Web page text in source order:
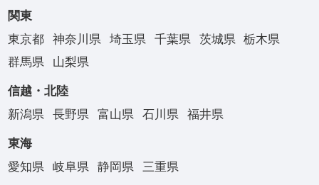
関東
東京都
神奈川県 埼玉県 千葉県 茨城県
栃木県
群馬県
山梨県
信越・北陸
新潟県
長野県 富山県 石川県 福井県
東海
愛知県
岐阜県 静岡県 三重県